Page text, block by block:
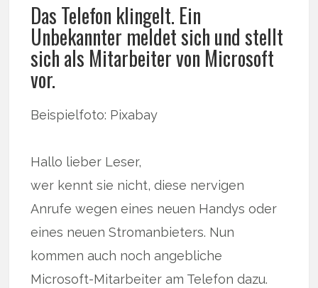
Das Telefon klingelt. Ein
Unbekannter meldet sich und stellt
sich als Mitarbeiter von Microsoft
vor.
Beispielfoto: Pixabay
Hallo lieber Leser,
wer kennt sie nicht, diese nervigen
Anrufe wegen eines neuen Handys oder
eines neuen Stromanbieters. Nun
kommen auch noch angebliche
Microsoft-Mitarbeiter am Telefon dazu.